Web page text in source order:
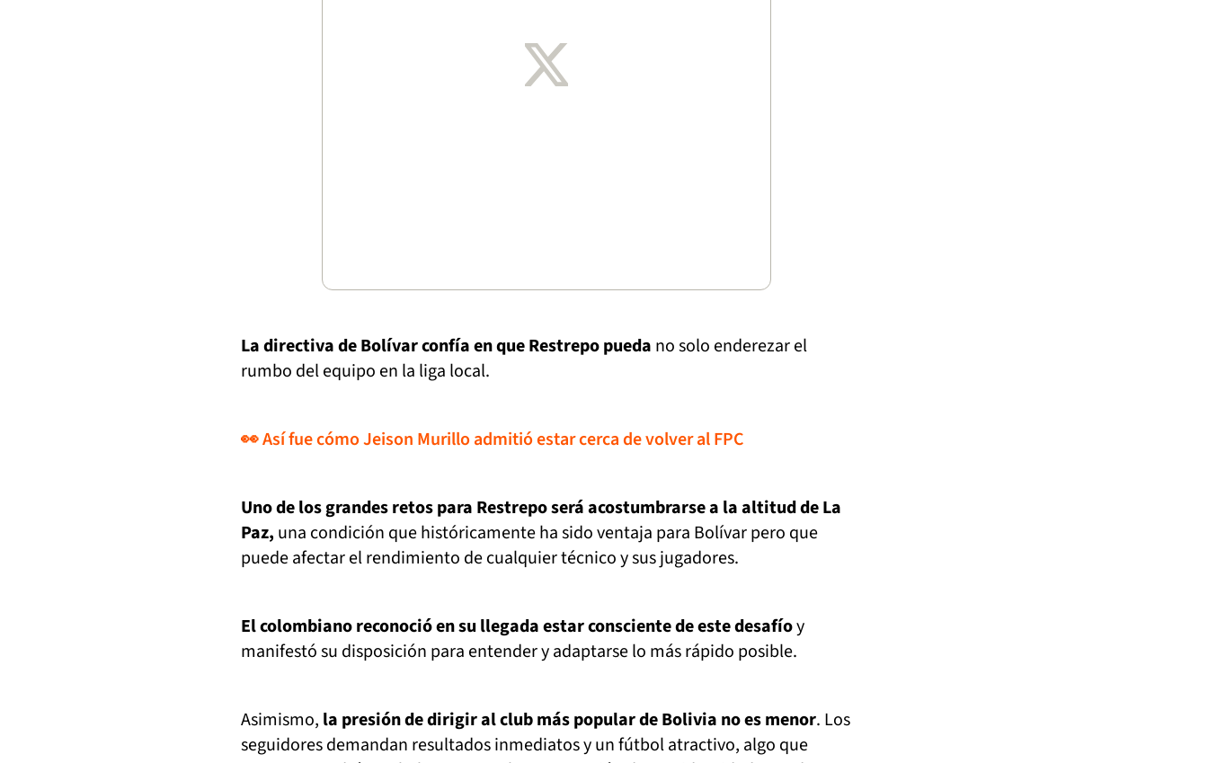
La directiva de Bolívar confía en que Restrepo pueda no solo enderezar el
rumbo del equipo en la liga local.
👀 Así fue cómo Jeison Murillo admitió estar cerca de volver al FPC
Uno de los grandes retos para Restrepo será acostumbrarse a la altitud de La
Paz, una condición que históricamente ha sido ventaja para Bolívar pero que
puede afectar el rendimiento de cualquier técnico y sus jugadores.
El colombiano reconoció en su llegada estar consciente de este desafíoy
manifestó su disposición para entender y adaptarse lo más rápido posible.
Asimismo, la presión de dirigir al club más popular de Bolivia no es menor. Los
seguidores demandan resultados inmediatos y un fútbol atractivo, algo que